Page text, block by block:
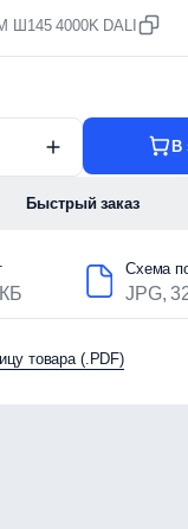
Ш145 4000K DALI
В
Быстрый заказ
Схема
JPG,
товара (.PDF)